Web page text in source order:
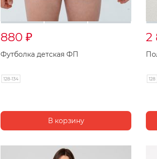
880 ₽
Футболка детская ФП
128-134
2
128